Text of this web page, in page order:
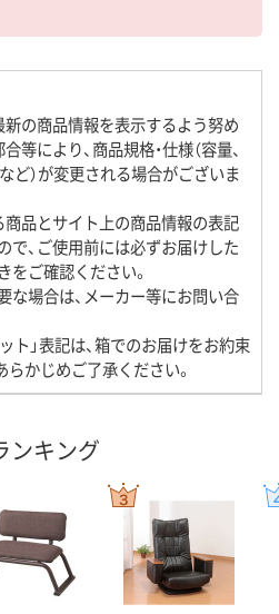
新の商品情報を表示するよう努め
等により、商品規格・仕様（容量、
ど）が変更される場合がございま
商品とサイト上の商品情報の表記
で、ご使用前には必ずお届けした
ご確認ください。
な場合は、メーカー等にお問い合
ト」表記は、箱でのお届けをお約束
かじめご了承ください。
ンキング